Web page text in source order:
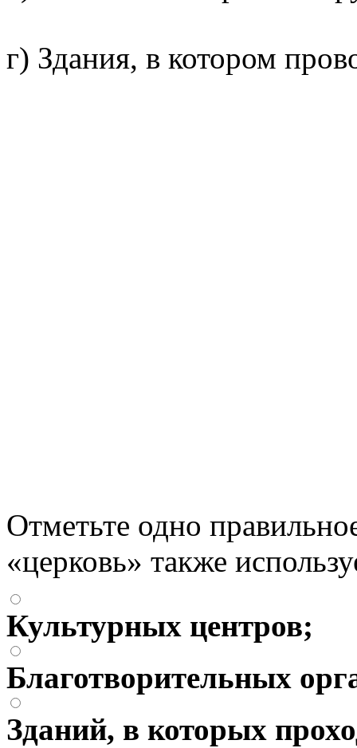
г) Здания, в котором
Отметьте одно
«церковь» также
Культурных центров;
Благотворительных
Зданий, в которых